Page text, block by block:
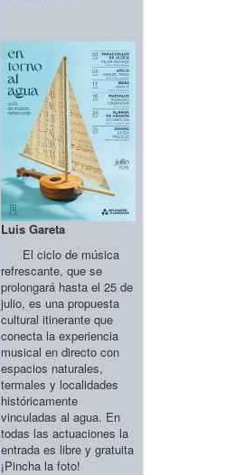
Luis Gareta
El ciclo de música
refrescante, que se
prolongará hasta el 25 de
julio, es una propuesta
cultural itinerante que
conecta la experiencia
musical en directo con
espacios naturales,
termales y localidades
históricamente
vinculadas al agua. En
todas las actuaciones la
entrada es libre y gratuita
¡Pincha la foto!